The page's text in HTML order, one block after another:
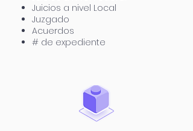
Juicios a nivel Local
Juzgado
Acuerdos
# de expediente